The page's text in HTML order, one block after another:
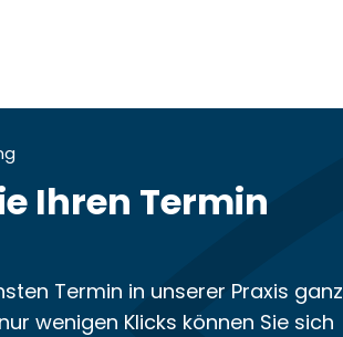
Ihren Termin
Termin in unserer Praxis ganz
wenigen Klicks können Sie sich